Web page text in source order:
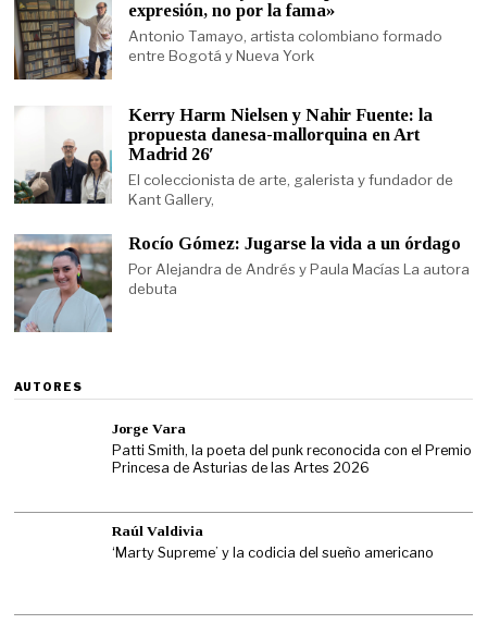
expresión, no por la fama»
Antonio Tamayo, artista colombiano formado
entre Bogotá y Nueva York
Kerry Harm Nielsen y Nahir Fuente: la
propuesta danesa-mallorquina en Art
Madrid 26′
El coleccionista de arte, galerista y fundador de
Kant Gallery,
Rocío Gómez: Jugarse la vida a un órdago
Por Alejandra de Andrés y Paula Macías La autora
debuta
AUTORES
Jorge Vara
Patti Smith, la poeta del punk reconocida con el Premio
Princesa de Asturias de las Artes 2026
Raúl Valdivia
‘Marty Supreme’ y la codicia del sueño americano